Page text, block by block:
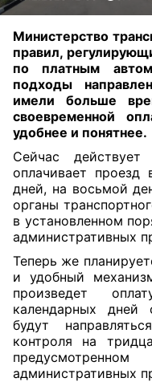
Министерство
правил,
по платным
подходы
имели больше
своевременной
удобнее и понятнее.
Сейчас
оплачивает проезд
дней, на восьмой
органы
в установленном
административных
Теперь же
и удобный
произведет
календарных дней
будут
контроля на
административных